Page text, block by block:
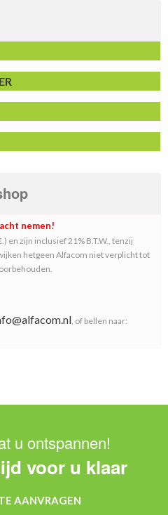
nemen!
en zijn inclusief 21% B.T.W., tenzij
hetgeen Alfacom niet verplicht tot
, of bellen naar:
u ontspannen!
voor u klaar
AANVRAGEN